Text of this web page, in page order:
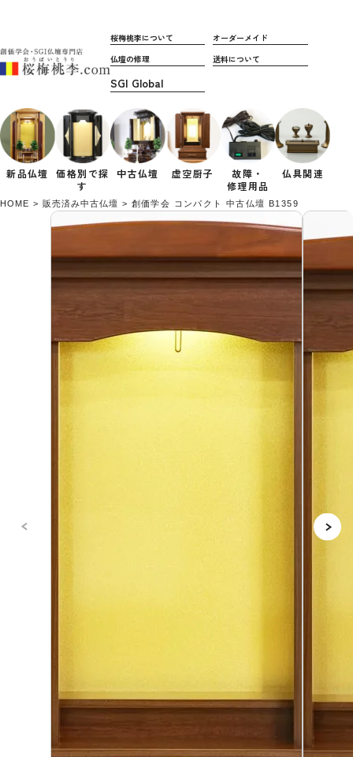
桜梅桃李について
オーダーメイド
仏壇の修理
送料について
新品仏壇 価格別で探
す
中古仏壇 虚空厨子
故障・
修理用品
仏具関連
HOME 販売済み中古仏壇 創価学会 コンパクト 中古仏壇 B1359 すずらん